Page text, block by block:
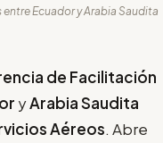
Ecuador y Arabia Saudita
de Facilitación
yArabia Saudita
Aéreos. Abre